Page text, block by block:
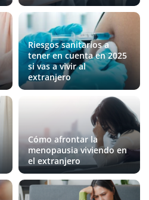
Riesgos sanitarios a
tener en cuenta en 2025
si vas a vivir al
extranjero
Cómo afrontar la
menopausia viviendo en
el extranjero